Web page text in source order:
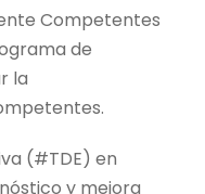
Competentes
de
la
(#TDE) en
y mejora